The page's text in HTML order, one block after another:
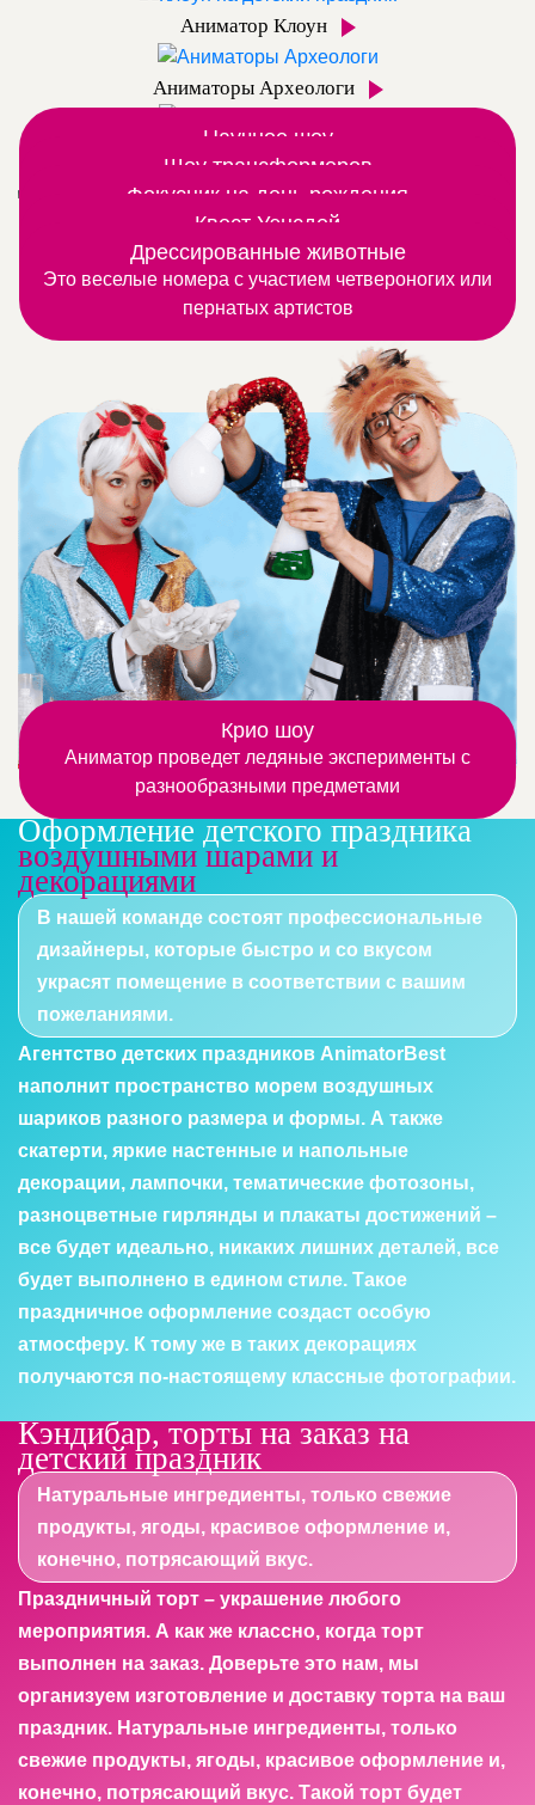
Аниматор Клоун
Аниматоры Археологи
Дополнительные шоу программы
Научное шоу
Вместе с аниматором открываем мир химии и
физики
Шоу трансформеров
Шоу роботов трансформеров постреляем из
дымовой светящейся пушки
Фокусник на день рождения
Шоу фокусов любят даже взрослые, а дети – тем
более
Квест Уэнсдей
Замечательная программа для тех, кто любят
узнавать, что-то новое и интересное
Дрессированные животные
Это веселые номера с участием четвероногих или
пернатых артистов
Крио шоу
Аниматор проведет ледяные эксперименты с
разнообразными предметами
Оформление детского праздника
воздушными шарами и
декорациями
В нашей команде состоят профессиональные
дизайнеры, которые быстро и со вкусом
украсят помещение в соответствии с вашим
пожеланиями.
Агентство детских праздников AnimatorBest
наполнит пространство морем воздушных
шариков разного размера и формы. А также
скатерти, яркие настенные и напольные
декорации, лампочки, тематические фотозоны,
разноцветные гирлянды и плакаты достижений –
все будет идеально, никаких лишних деталей, все
будет выполнено в едином стиле. Такое
праздничное оформление создаст особую
атмосферу. К тому же в таких декорациях
получаются по-настоящему классные фотографии.
Кэндибар, торты на заказ на
детский праздник
Натуральные ингредиенты, только свежие
продукты, ягоды, красивое оформление и,
конечно, потрясающий вкус.
Праздничный торт – украшение любого
мероприятия. А как же классно, когда торт
выполнен на заказ. Доверьте это нам, мы
организуем изготовление и доставку торта на ваш
праздник. Натуральные ингредиенты, только
свежие продукты, ягоды, красивое оформление и,
конечно, потрясающий вкус. Такой торт будет